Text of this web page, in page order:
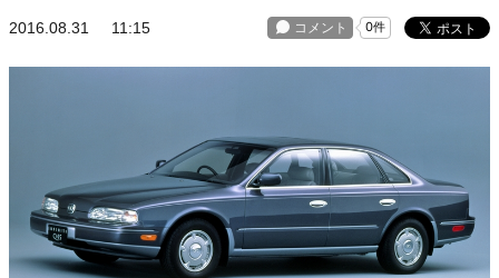
2016.08.31 11:15